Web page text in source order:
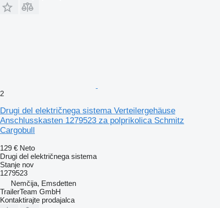
2
Drugi del električnega sistema Verteilergehäuse
Anschlusskasten 1279523 za polprikolica Schmitz
Cargobull
129 € Neto
Drugi del električnega sistema
Stanje nov
1279523
Nemčija, Emsdetten
TrailerTeam GmbH
Kontaktirajte prodajalca